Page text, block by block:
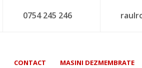
0754 245 246
CONTACT MASINI DEZMEMBRATE